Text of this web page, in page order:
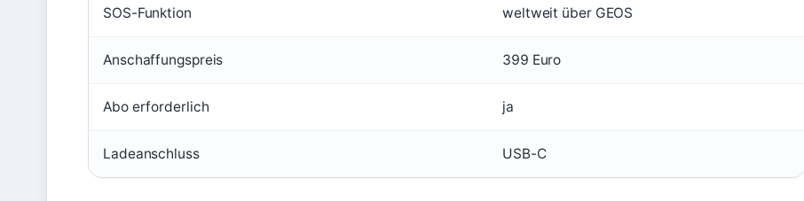
SOS-Funktion weltweit über GEOS
Anschaffungspreis 399 Euro
Abo erforderlich ja
Ladeanschluss USB-C